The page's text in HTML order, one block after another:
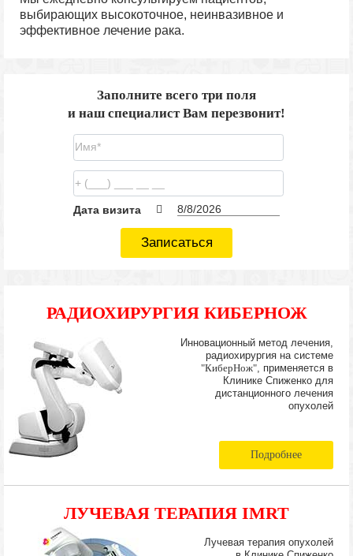
выбирающих высокоточное, неинвазивное и
эффективное лечение рака.
Заполните всего три поля
и наш специалист Вам перезвонит!
Дата визита
Записаться
РАДИОХИРУРГИЯ КИБЕРНОЖ
Инновационный метод лечения,
радиохирургия на системе
"КиберНож" , применяется в
Клинике Спиженко для
дистанционного лечения
опухолей
Подробнее
ЛУЧЕВАЯ ТЕРАПИЯ IMRT
Лучевая терапия опухолей